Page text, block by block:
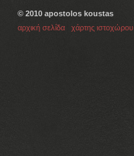
© 2010 apostolos koustas
αρχική σελίδα
χάρτης ιστοχώρου